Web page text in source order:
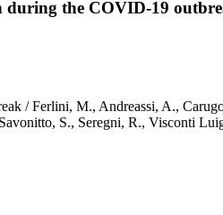
during the COVID-19
/ Ferlini, M., Andreassi, A.,
S., Seregni, R., Visconti